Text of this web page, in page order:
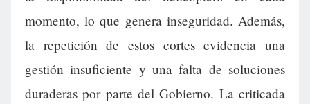
momento, lo que genera inseguridad. Además,
la repetición de estos cortes evidencia una
gestión insuficiente y una falta de soluciones
duraderas por parte del Gobierno. La criticada